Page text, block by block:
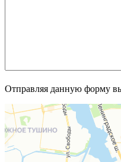
Отправляя данную форму